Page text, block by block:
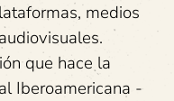
medios
que hace la
Iberoamericana -